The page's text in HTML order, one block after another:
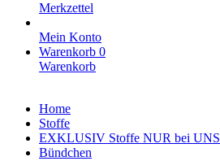
Merkzettel
Mein Konto
Warenkorb 0
Warenkorb
Home
Stoffe
EXKLUSIV Stoffe NUR bei UNS
Bündchen